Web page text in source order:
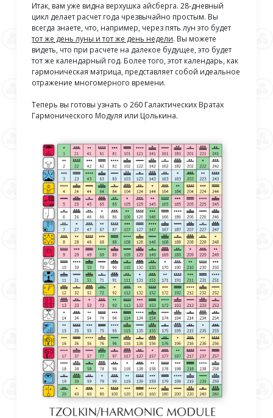
Итак, вам уже видна верхушка айсберга. 28-дневный
цикл делает расчет года чрезвычайно простым. Вы
всегда знаете, что, например, через пять лун это будет
тот же день луны и тот же день недели. Вы можете
видеть, что при расчете на далекое будущее, это будет
тот же календарный год. Более того, этот календарь, как
гармоническая матрица, представляет собой идеальное
отражение многомерного времени.
Теперь вы готовы узнать о 260 Галактических Вратах
Гармонического Модуля или Цолькина.